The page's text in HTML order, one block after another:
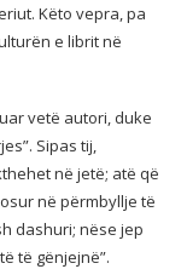
Këto vepra, pa
e librit në
vetë autori, duke
Sipas tij,
në jetë; atë që
në përmbyllje të
dashuri; nëse jep
të gënjejnë”.